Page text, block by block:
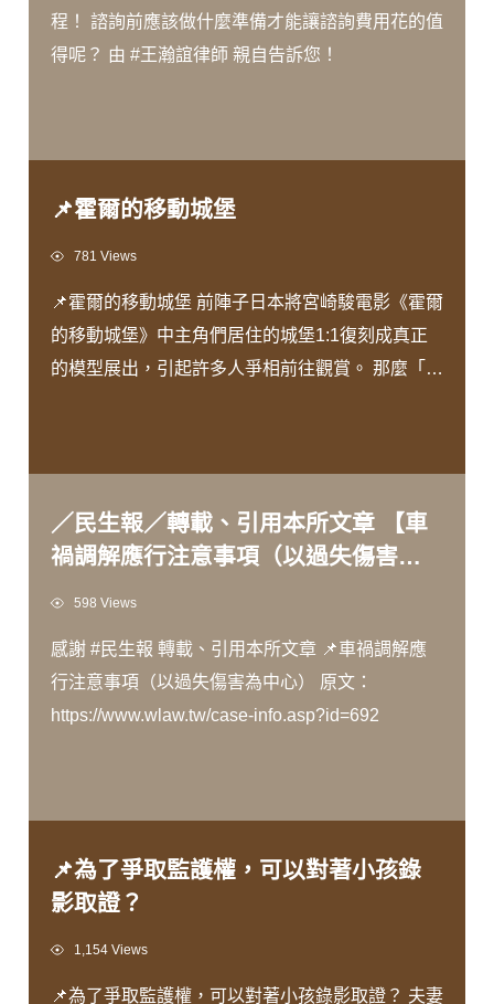
程！ 諮詢前應該做什麼準備才能讓諮詢費用花的值
得呢？ 由 #王瀚誼律師 親自告訴您！
📌霍爾的移動城堡
Views781 Views
📌霍爾的移動城堡 前陣子日本將宮崎駿電影《霍爾
的移動城堡》中主角們居住的城堡1:1復刻成真正
的模型展出，引起許多人爭相前往觀賞。 那麼「會
／民生報／轉載、引用本所文章 【車
禍調解應行注意事項（以過失傷害為
Views598 Views
感謝 #民生報 轉載、引用本所文章 📌車禍調解應
行注意事項（以過失傷害為中心） 原文：
https://www.wlaw.tw/case-info.asp?id=692
📌為了爭取監護權，可以對著小孩錄
影取證？
Views1,154 Views
📌為了爭取監護權，可以對著小孩錄影取證？ 夫妻